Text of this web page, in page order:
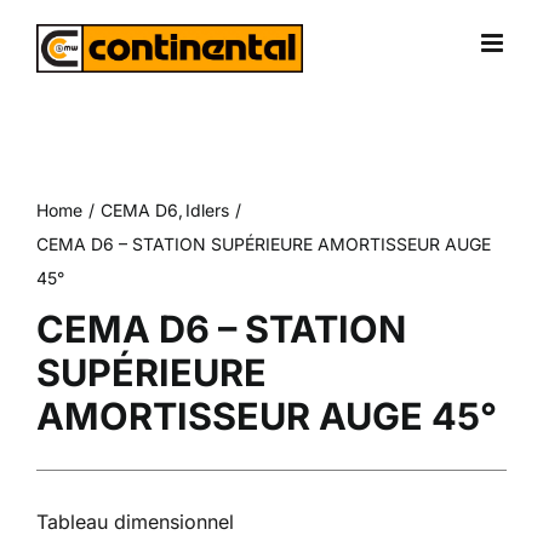
Home CEMA D6 Idlers
CEMA D6 – STATION SUPÉRIEURE AMORTISSEUR AUGE
45°
CEMA D6 – STATION
SUPÉRIEURE
AMORTISSEUR AUGE 45°
Tableau dimensionnel